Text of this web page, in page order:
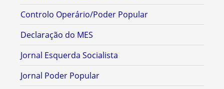
Controlo Operário/Poder Popular
Declaração do MES
Jornal Esquerda Socialista
Jornal Poder Popular